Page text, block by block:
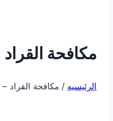
مكافحة
الرئيسيه / مكافحة القراد –